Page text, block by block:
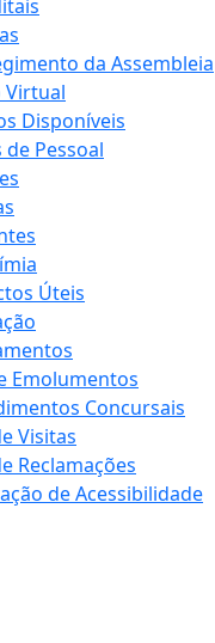
da Assembleia
Virtual
Disponíveis
de Pessoal
Úteis
Emolumentos
Concursais
Visitas
Reclamações
de Acessibilidade